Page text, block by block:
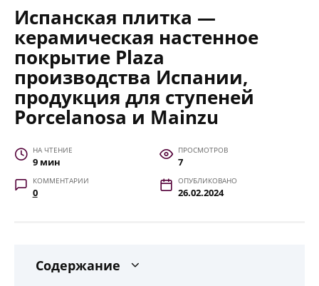
Испанская плитка —
керамическая настенное
покрытие Plaza
производства Испании,
продукция для ступеней
Porcelanosa и Mainzu
НА ЧТЕНИЕ
9 мин
ПРОСМОТРОВ
7
КОММЕНТАРИИ
0
ОПУБЛИКОВАНО
26.02.2024
Содержание